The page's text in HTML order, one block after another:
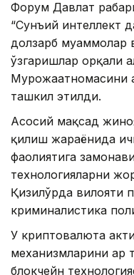
Форум Давлат
“Сунъий интеллект
долзарб муаммолар
ўзгаришлар орқали
Мурожаатномасини
ташкил этилди.
Асосий мақсад
қилиш жараёнида
фаолиятига
технологияларни
Қизилўрда вилояти
криминалистика
У криптовалюта
механизмларини ҳар
блокчейн